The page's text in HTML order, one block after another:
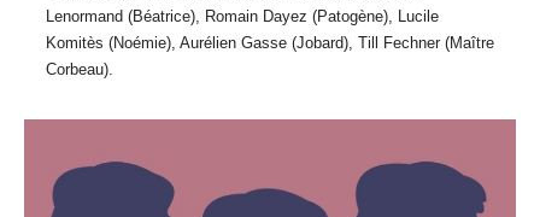
Lenormand (Béatrice), Romain Dayez (Patogène), Lucile
Komitès (Noémie), Aurélien Gasse (Jobard), Till Fechner (Maître
Corbeau).